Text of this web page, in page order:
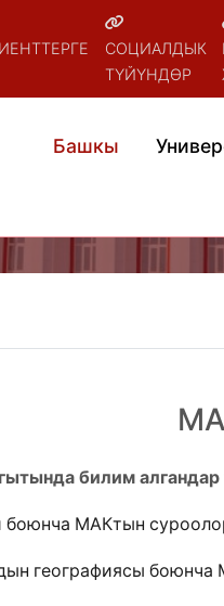
СОЦИАЛДЫК
ТҮЙҮНДӨР
Башкы
билим алгандар
боюнча МАКтын
географиясы